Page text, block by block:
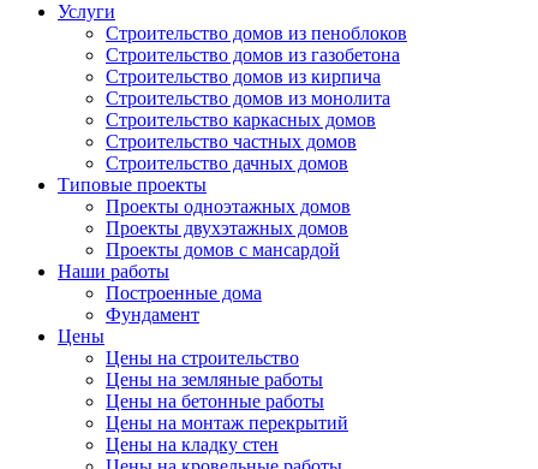
Услуги
Строительство домов из пеноблоков
Строительство домов из газобетона
Строительство домов из кирпича
Строительство домов из монолита
Строительство каркасных домов
Строительство частных домов
Строительство дачных домов
Типовые проекты
Проекты одноэтажных домов
Проекты двухэтажных домов
Проекты домов с мансардой
Наши работы
Построенные дома
Фундамент
Цены
Цены на строительство
Цены на земляные работы
Цены на бетонные работы
Цены на монтаж перекрытий
Цены на кладку стен